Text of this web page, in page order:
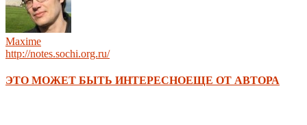
Maxime
http://notes.sochi.org.ru/
ЭТО МОЖЕТ БЫТЬ ИНТЕРЕСНОЕЩЕ ОТ АВТОРА